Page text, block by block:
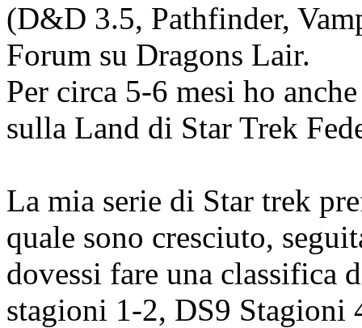
(D&D 3.5, Pathfinder,
Forum su Dragons Lair.
Per circa 5-6 mesi ho
sulla Land di Star Trek
La mia serie di Star trek
quale sono cresciuto,
dovessi fare una classifica
stagioni 1-2, DS9 Stagioni